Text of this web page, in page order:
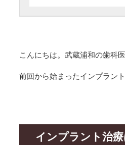
こんにちは。武蔵浦和の歯科
前回から始まったインプラン
インプラント治